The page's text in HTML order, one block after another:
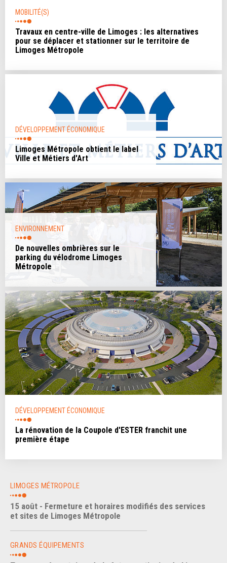
MOBILITÉ(S)
Travaux en centre-ville de Limoges : les alternatives
pour se déplacer et stationner sur le territoire de
Limoges Métropole
DÉVELOPPEMENT ÉCONOMIQUE
Limoges Métropole obtient le label
Ville et Métiers d'Art
ENVIRONNEMENT
De nouvelles ombrières sur le
parking du vélodrome Limoges
Métropole
DÉVELOPPEMENT ÉCONOMIQUE
La rénovation de la Coupole d'ESTER franchit une
première étape
LIMOGES MÉTROPOLE
15 août - Fermeture et horaires modifiés des services
et sites de Limoges Métropole
GRANDS ÉQUIPEMENTS